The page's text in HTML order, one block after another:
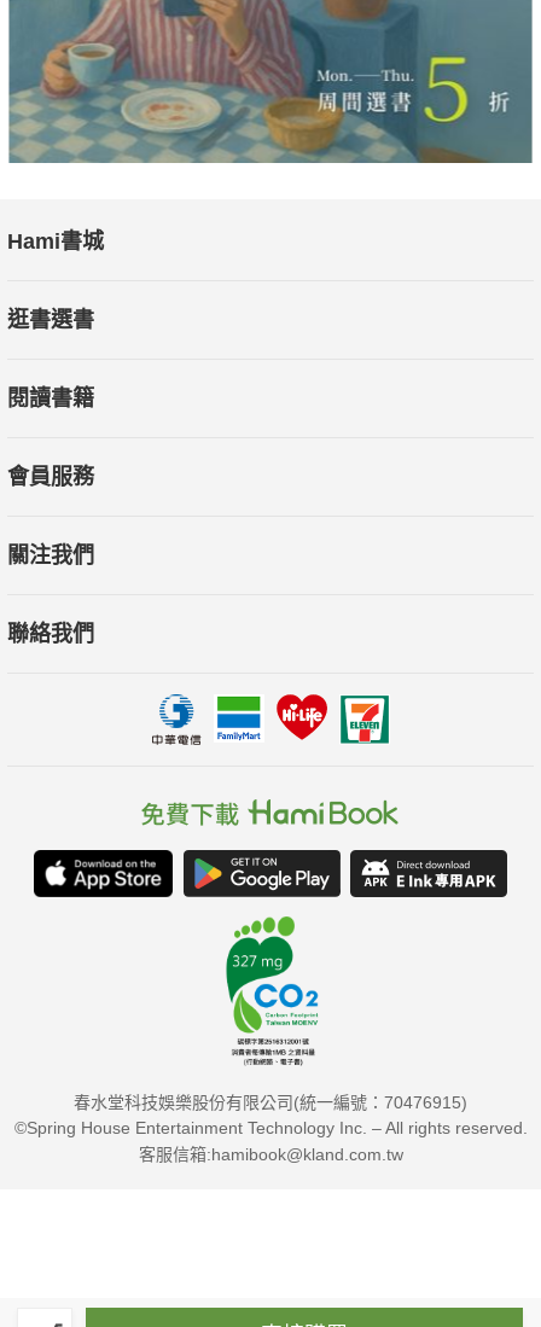
Hami書城
逛書選書
閱讀書籍
會員服務
關注我們
聯絡我們
春水堂科技娛樂股份有限公司(統一編號：70476915)
©Spring House Entertainment Technology Inc. – All rights reserved.
客服信箱:hamibook@kland.com.tw